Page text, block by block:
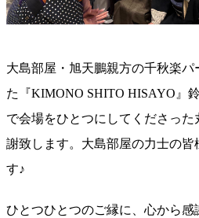
大島部屋・旭天鵬親方の千秋楽
た『KIMONO SHITO HISAYO』
で会場をひとつにしてくださっ
謝致します。大島部屋の力士の
す♪
ひとつひとつのご縁に、心から感